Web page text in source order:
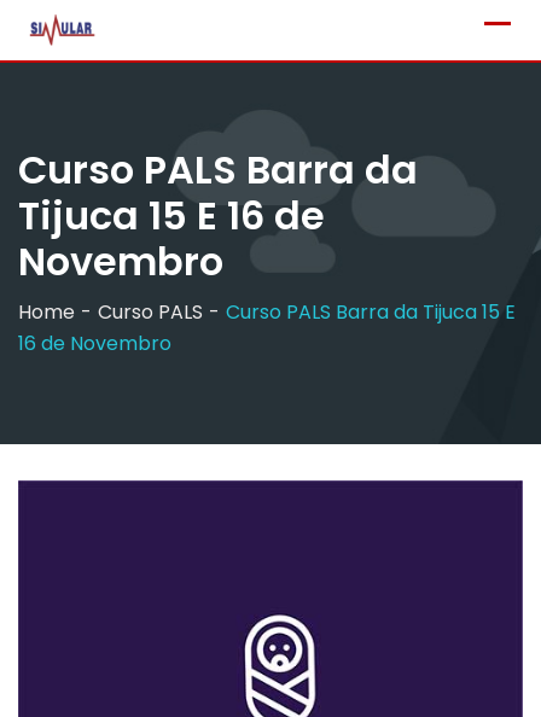
Curso PALS Barra da
Tijuca 15 E 16 de
Novembro
Home Curso PALS
Curso PALS Barra da Tijuca 15 E
16 de Novembro